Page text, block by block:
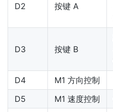
D2 按键 A
D3 按键 B
D4
M1 方向控制
D5
M1 速度控制